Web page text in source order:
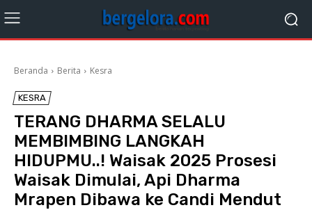
Beranda Berita Kesra
KESRA
TERANG DHARMA SELALU
MEMBIMBING LANGKAH
HIDUPMU..! Waisak 2025 Prosesi
Waisak Dimulai, Api Dharma
Mrapen Dibawa ke Candi Mendut